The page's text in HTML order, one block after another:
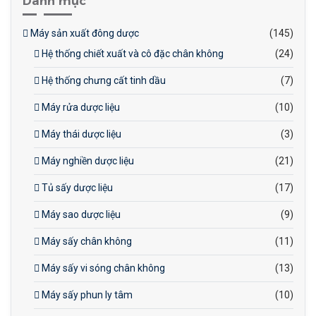
Máy sản xuất đông dược
(145)
Hệ thống chiết xuất và cô đặc chân không
(24)
Hệ thống chưng cất tinh dầu (7)
Máy rửa dược liệu (10)
Máy thái dược liệu (3)
Máy nghiền dược liệu (21)
Tủ sấy dược liệu (17)
Máy sao dược liệu (9)
Máy sấy chân không (11)
Máy sấy vi sóng chân không (13)
Máy sấy phun ly tâm (10)